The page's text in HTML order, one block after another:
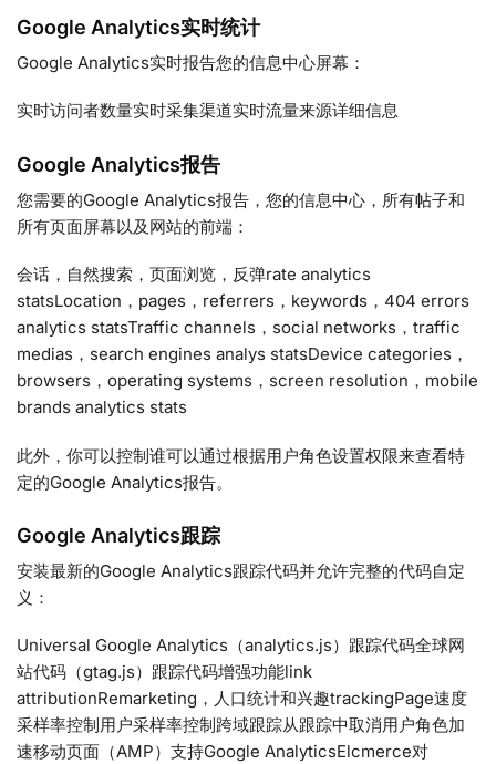
Google Analytics实时统计
Google Analytics实时报告您的信息中心屏幕：
实时访问者数量实时采集渠道实时流量来源详细信息
Google Analytics报告
您需要的Google Analytics报告，您的信息中心，所有帖子和
所有页面屏幕以及网站的前端：
会话，自然搜索，页面浏览，反弹rate analytics
statsLocation，pages，referrers，keywords，404 errors
analytics statsTraffic channels，social networks，traffic
medias，search engines analys statsDevice categories，
browsers，operating systems，screen resolution，mobile
brands analytics stats
此外，你可以控制谁可以通过根据用户角色设置权限来查看特
定的Google Analytics报告。
Google Analytics跟踪
安装最新的Google Analytics跟踪代码并允许完整的代码自定
义：
Universal Google Analytics（analytics.js）跟踪代码全球网
站代码（gtag.js）跟踪代码增强功能link
attributionRemarketing，人口统计和兴趣trackingPage速度
采样率控制用户采样率控制跨域跟踪从跟踪中取消用户角色加
速移动页面（AMP）支持Google AnalyticsElcmerce对